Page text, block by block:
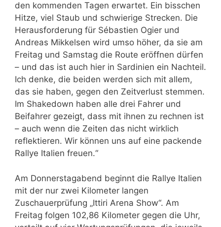
den kommenden Tagen erwartet. Ein bisschen
Hitze, viel Staub und schwierige Strecken. Die
Herausforderung für Sébastien Ogier und
Andreas Mikkelsen wird umso höher, da sie am
Freitag und Samstag die Route eröffnen dürfen
– und das ist auch hier in Sardinien ein Nachteil.
Ich denke, die beiden werden sich mit allem,
das sie haben, gegen den Zeitverlust stemmen.
Im Shakedown haben alle drei Fahrer und
Beifahrer gezeigt, dass mit ihnen zu rechnen ist
– auch wenn die Zeiten das nicht wirklich
reflektieren. Wir können uns auf eine packende
Rallye Italien freuen.“
Am Donnerstagabend beginnt die Rallye Italien
mit der nur zwei Kilometer langen
Zuschauerprüfung „Ittiri Arena Show“. Am
Freitag folgen 102,86 Kilometer gegen die Uhr,